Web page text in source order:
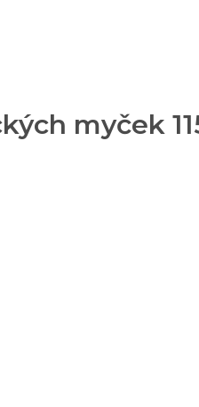
myček